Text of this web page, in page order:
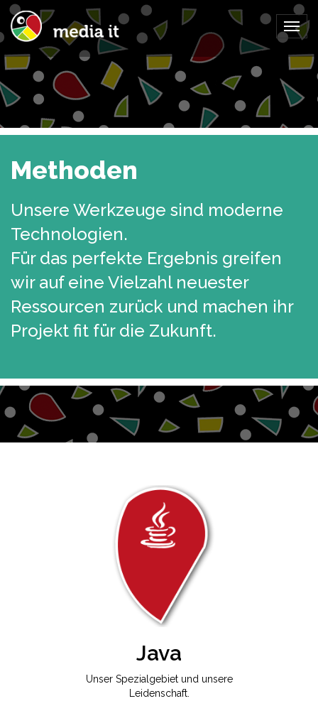
Methoden
Unsere Werkzeuge sind moderne
Technologien.
Für das perfekte Ergebnis greifen
wir auf eine Vielzahl neuester
Ressourcen zurück und machen ihr
Projekt fit für die Zukunft.
Java
Unser Spezialgebiet und unsere
Leidenschaft.